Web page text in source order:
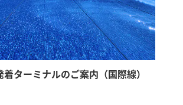
ターミナルのご案内（国際線）